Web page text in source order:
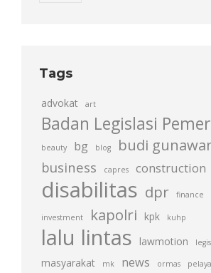
Tags
advokat art
Badan Legislasi
beauty bg blog budi
business capres construction
disabilitas dpr finance
investment kapolri kpk kuhp
lalu lintas lawmotion
masyarakat mk news ormas